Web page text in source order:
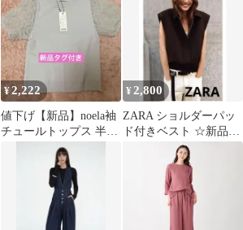
¥2,222
値下げ【新品】noela袖
チュールトップス 半袖
ライトグレー
¥ 2,800
ZARA ショルダーパッ
ド付きベスト ☆新品タ